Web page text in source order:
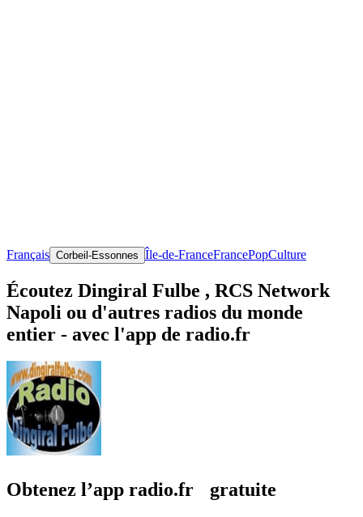
Français Corbeil-Essonnes Île-de-FranceFrancePopCulture
Écoutez Dingiral Fulbe , RCS Network
Napoli ou d'autres radios du monde
entier - avec l'app de radio.fr
Obtenez l’app radio.fr gratuite